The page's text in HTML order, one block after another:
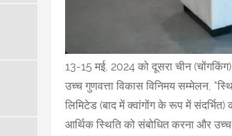
13-15 मई, 2024 को दूसरा चीन (चोंगकिंग)
उच्च गुणवत्ता विकास विनिमय सम्मेलन,
लिमिटेड (बाद में क्वांगोंग के रूप में
आर्थिक स्थिति को संबोधित करना और